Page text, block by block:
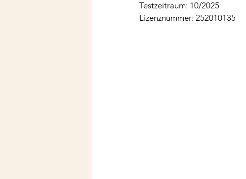
Testzeitraum: 10/2025
Lizenznummer: 252010135